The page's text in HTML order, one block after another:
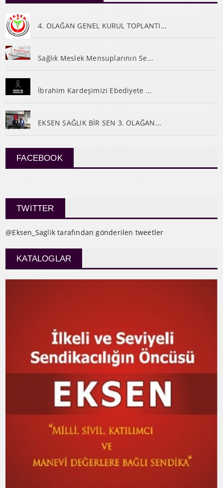
4. OLAĞAN GENEL KURUL TOPLANTI...
Sağlık Meslek Mensuplarının Se...
İbrahim Kardeşimizi Ebediyete ...
EKSEN SAĞLIK BİR SEN 3. OLAĞAN...
FACEBOOK
TWITTER
@Eksen_Saglik tarafından gönderilen tweetler
KATALOGLAR